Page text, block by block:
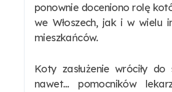
ponownie doceniono rolę
we Włoszech, jak i w wielu
mieszkańców.
Koty zasłużenie wróciły
nawet… pomocników